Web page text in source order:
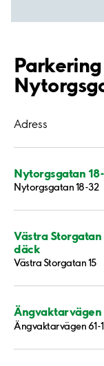
Adress
Nytorgsgatan
Nytorgsgatan 18-32
Västra
däck
Västra Storgatan 15
Ängvaktarvägen
Ängvaktarvägen 61-